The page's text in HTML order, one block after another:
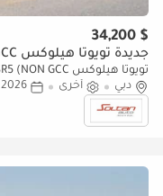
$ 34,200
جديدة تويوتا هيلوكس SR5 (NON GCC)
تويوتا هيلوكس SR5 (NON GCC)
دبي
أخرى 2026